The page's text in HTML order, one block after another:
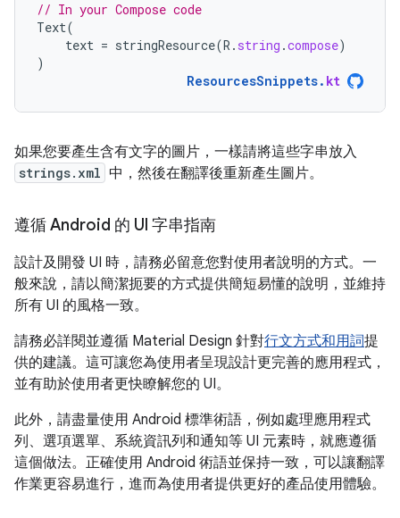
// In your Compose code
Text(
text = stringResource(R . string .compose)
)
ResourcesSnippets. kt
如果您要產生含有文字的圖片，一樣請將這些字串放入
strings.xml 中，然後在翻譯後重新產生圖片。
遵循 Android 的 UI 字串指南
設計及開發 UI 時，請務必留意您對使用者說明的方式。一
般來說，請以簡潔扼要的方式提供簡短易懂的說明，並維持
所有 UI 的風格一致。
請務必詳閱並遵循 Material Design 針對行文方式和用詞提
供的建議。這可讓您為使用者呈現設計更完善的應用程式，
並有助於使用者更快瞭解您的 UI。
此外，請盡量使用 Android 標準術語，例如處理應用程式
列、選項選單、系統資訊列和通知等 UI 元素時，就應遵循
這個做法。正確使用 Android 術語並保持一致，可以讓翻譯
作業更容易進行，進而為使用者提供更好的產品使用體驗。